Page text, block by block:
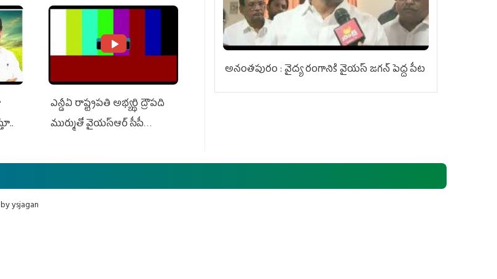
ఎన్డీఏ రాష్ట్ర‌ప‌తి అభ్య‌ర్థి ద్రౌప‌ది
ముర్ముతో వైయ‌స్ఆర్ సీపీ
ఎమ్మెల్యేలు, ఎంపీల స‌మావేశం
అనంతపురం : వైద్య రంగానికి వైయ‌స్ జ‌గ‌న్ పెద్ద పీట
ysjagan